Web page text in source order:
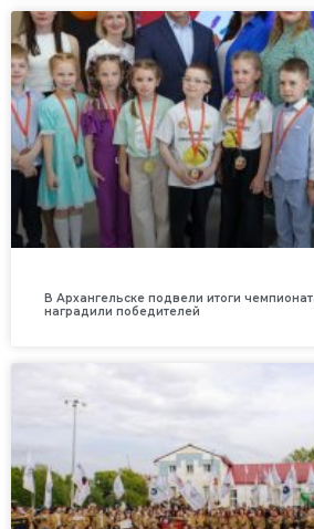
В Архангельске подвели итоги
наградили победителей